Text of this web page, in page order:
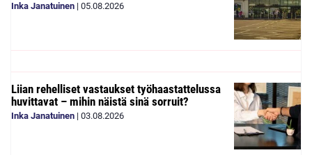
Inka Janatuinen | 05.08.2026
Liian rehelliset vastaukset työhaastattelussa
huvittavat – mihin näistä sinä sorruit?
Inka Janatuinen | 03.08.2026